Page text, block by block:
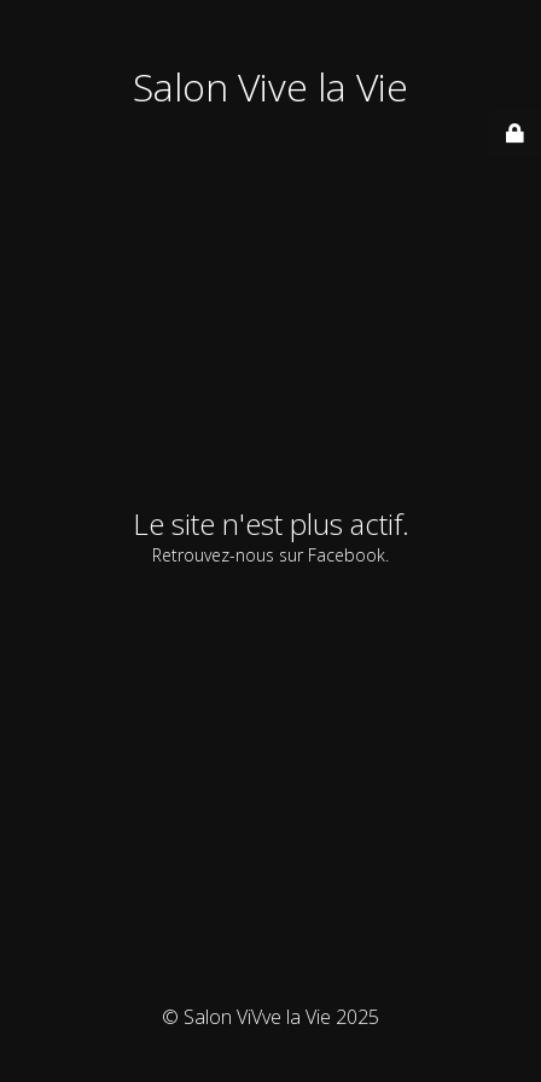
Salon Vive la Vie
Le site n'est plus actif.
Retrouvez-nous sur Facebook.
© Salon ViVve la Vie 2025